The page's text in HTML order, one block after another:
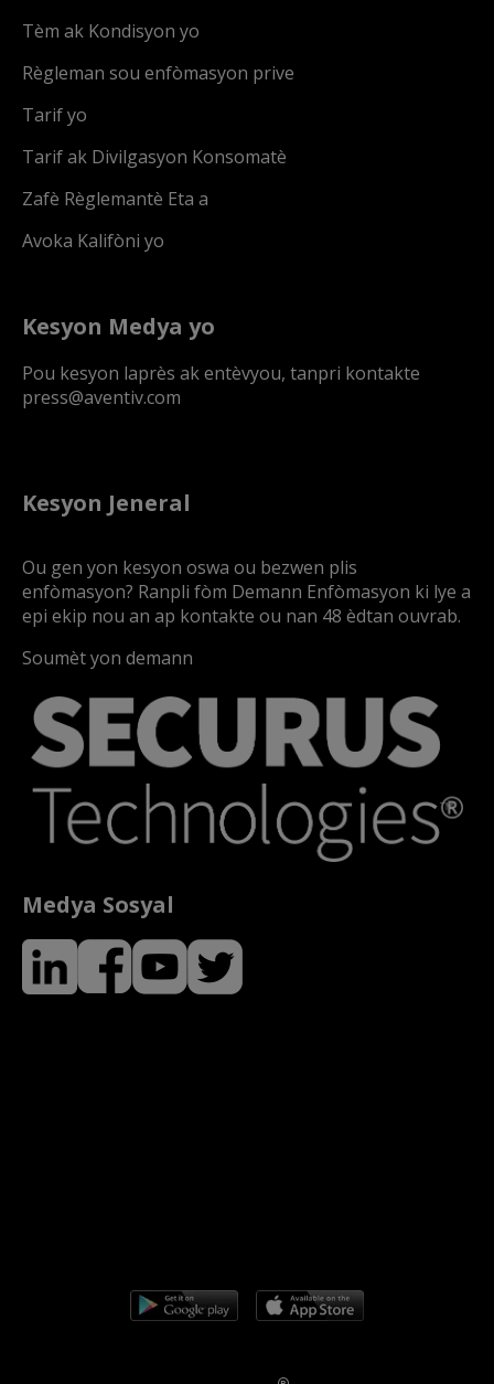
Tèm ak Kondisyon yo
Règleman sou enfòmasyon prive
Tarif yo
Tarif ak Divilgasyon Konsomatè
Zafè Règlemantè Eta a
Avoka Kalifòni yo
Kesyon Medya yo
Pou kesyon laprès ak entèvyou, tanpri kontakte
press@aventiv.com
Kesyon Jeneral
Ou gen yon kesyon oswa ou bezwen plis
enfòmasyon? Ranpli fòm Demann Enfòmasyon ki lye a
epi ekip nou an ap kontakte ou nan 48 èdtan ouvrab.
Soumèt yon demann
Medya Sosyal